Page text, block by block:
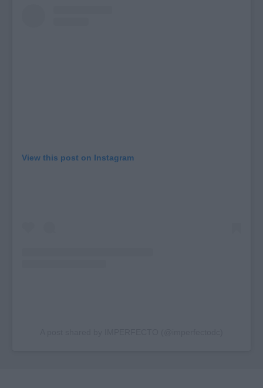
View this post on Instagram